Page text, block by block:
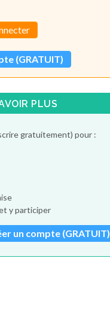
(GRATUIT)
PLUS
gratuitement) pour :
y participer
un compte (GRATUIT)